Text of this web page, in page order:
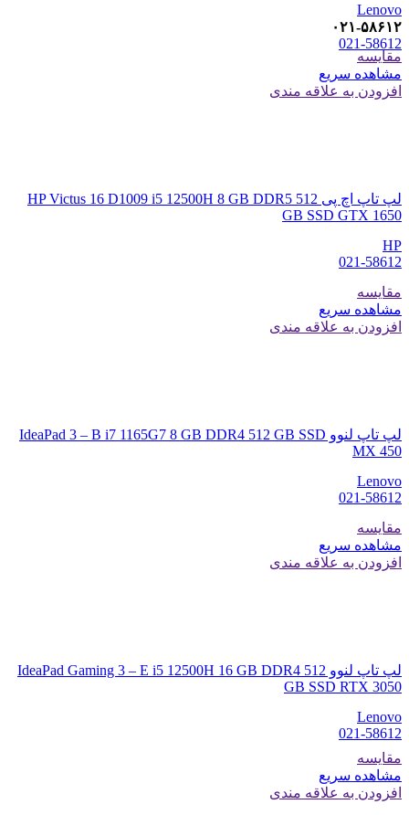
Lenovo
۰۲۱-۵۸۶۱۲
021-58612
مقایسه
مشاهده سریع
افزودن به علاقه مندی
لپ تاپ اچ پی HP Victus 16 D1009 i5 12500H 8 GB DDR5 512
GB SSD GTX 1650
HP
021-58612
مقایسه
مشاهده سریع
افزودن به علاقه مندی
لپ تاپ لنوو IdeaPad 3 – B i7 1165G7 8 GB DDR4 512 GB SSD
MX 450
Lenovo
021-58612
مقایسه
مشاهده سریع
افزودن به علاقه مندی
لپ تاپ لنوو IdeaPad Gaming 3 – E i5 12500H 16 GB DDR4 512
GB SSD RTX 3050
Lenovo
021-58612
مقایسه
مشاهده سریع
افزودن به علاقه مندی